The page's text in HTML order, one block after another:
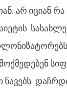
არ იციან
ნავებს